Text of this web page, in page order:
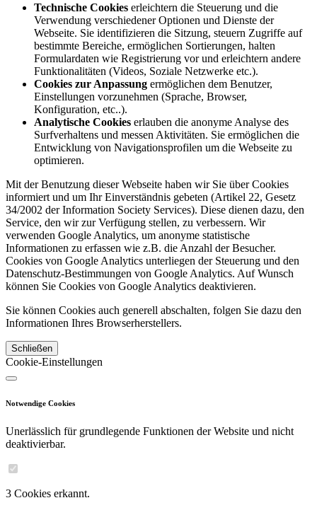
Technische Cookies erleichtern die Steuerung und die
Verwendung verschiedener Optionen und Dienste der
Webseite. Sie identifizieren die Sitzung, steuern Zugriffe auf
bestimmte Bereiche, ermöglichen Sortierungen, halten
Formulardaten wie Registrierung vor und erleichtern andere
Funktionalitäten (Videos, Soziale Netzwerke etc.).
Cookies zur Anpassung ermöglichen dem Benutzer,
Einstellungen vorzunehmen (Sprache, Browser,
Konfiguration, etc..).
Analytische Cookies erlauben die anonyme Analyse des
Surfverhaltens und messen Aktivitäten. Sie ermöglichen die
Entwicklung von Navigationsprofilen um die Webseite zu
optimieren.
Mit der Benutzung dieser Webseite haben wir Sie über Cookies
informiert und um Ihr Einverständnis gebeten (Artikel 22, Gesetz
34/2002 der Information Society Services). Diese dienen dazu, den
Service, den wir zur Verfügung stellen, zu verbessern. Wir
verwenden Google Analytics, um anonyme statistische
Informationen zu erfassen wie z.B. die Anzahl der Besucher.
Cookies von Google Analytics unterliegen der Steuerung und den
Datenschutz-Bestimmungen von Google Analytics. Auf Wunsch
können Sie Cookies von Google Analytics deaktivieren.
Sie können Cookies auch generell abschalten, folgen Sie dazu den
Informationen Ihres Browserherstellers.
Schließen
Cookie-Einstellungen
Notwendige Cookies
Unerlässlich für grundlegende Funktionen der Website und nicht
deaktivierbar.
3 Cookies erkannt.